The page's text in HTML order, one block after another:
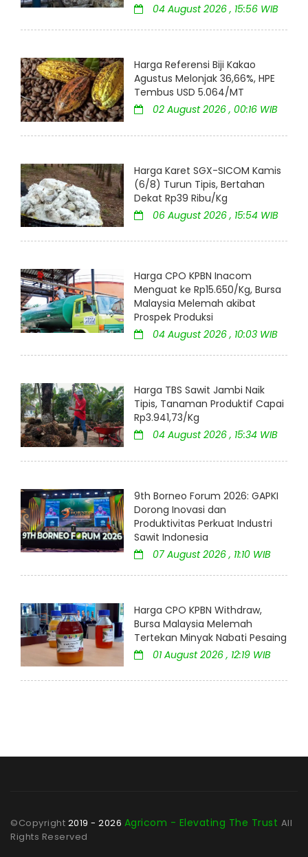
04 August 2026 , 15:56 WIB
Harga Referensi Biji Kakao
Agustus Melonjak 36,66%, HPE
Tembus USD 5.064/MT
02 August 2026 , 00:16 WIB
Harga Karet SGX-SICOM Kamis
(6/8) Turun Tipis, Bertahan
Dekat Rp39 Ribu/Kg
06 August 2026 , 15:54 WIB
Harga CPO KPBN Inacom
Menguat ke Rp15.650/Kg, Bursa
Malaysia Melemah akibat
Prospek Produksi
04 August 2026 , 10:03 WIB
Harga TBS Sawit Jambi Naik
Tipis, Tanaman Produktif Capai
Rp3.941,73/Kg
04 August 2026 , 15:34 WIB
9th Borneo Forum 2026: GAPKI
Dorong Inovasi dan
Produktivitas Perkuat Industri
Sawit Indonesia
07 August 2026 , 11:10 WIB
Harga CPO KPBN Withdraw,
Bursa Malaysia Melemah
Tertekan Minyak Nabati Pesaing
01 August 2026 , 12:19 WIB
©Copyright 2019 - 2026 Agricom - Elevating The Trust All
Rights Reserved